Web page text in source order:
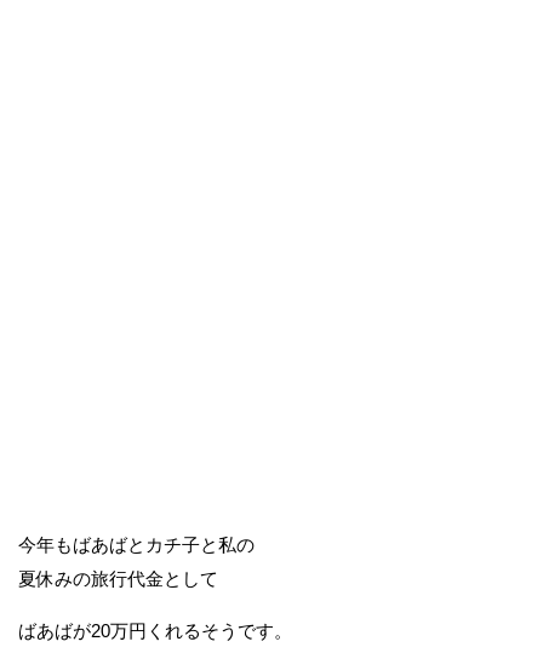
今年もばあばとカチ子と私の
夏休みの旅行代金として
ばあばが20万円くれるそうです。